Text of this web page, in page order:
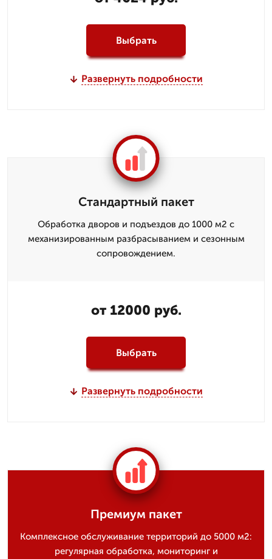
Выбрать
Развернуть подробности
Стандартный пакет
Обработка дворов и подъездов до 1000 м2 с
механизированным разбрасыванием и сезонным
сопровождением.
от 12000 руб.
Выбрать
Развернуть подробности
Премиум пакет
Комплексное обслуживание территорий до 5000 м2:
регулярная обработка, мониторинг и